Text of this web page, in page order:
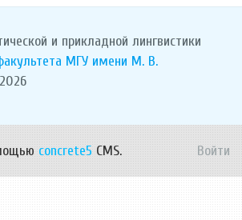
и прикладной лингвистики
МГУ имени М. В.
concrete5 CMS. Войти